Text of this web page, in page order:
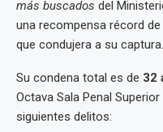
más buscados del
una recompensa récord de
que condujera a su captura.
Su condena total es de 32
Octava Sala Penal
siguientes delitos: